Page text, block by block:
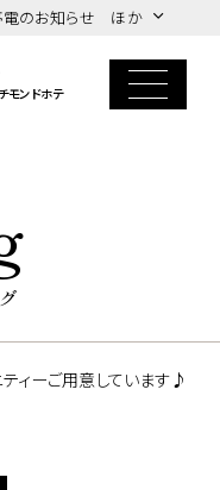
電のお知らせ ほか
モンドホテ
ィーご用意しています♪